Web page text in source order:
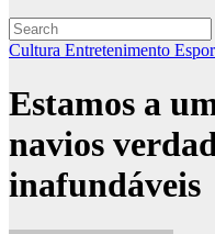
Cultura Entretenimento
Estamos a
navios
inafundáveis